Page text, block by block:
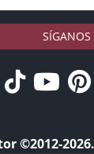
SÍGANOS
©2012-